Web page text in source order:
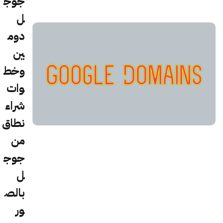
ل
دوم
ين
وخط
وات
شراء
نطاق
من
جوج
ل
بالص
ور